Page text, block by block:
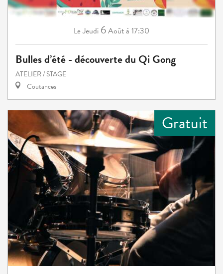
LeJeudi 6Aoûtà 17:30
Bulles d’été - découverte du Qi Gong
ATELIER / STAGE
Coutances
Gratuit